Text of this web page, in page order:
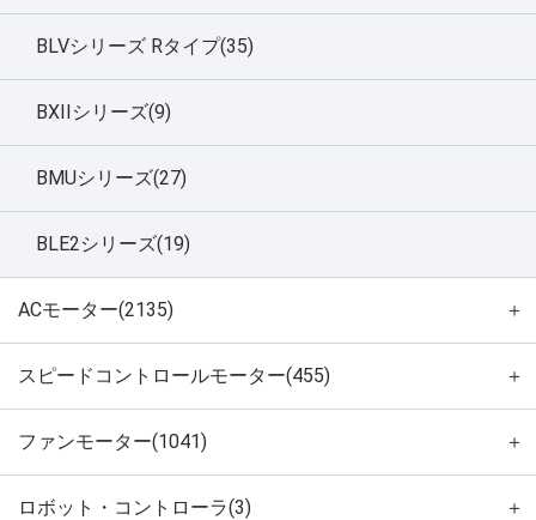
BLVシリーズ Rタイプ(35)
BXIIシリーズ(9)
BMUシリーズ(27)
BLE2シリーズ(19)
ACモーター(2135) ＋
スピードコントロールモーター(455) ＋
ファンモーター(1041) ＋
ロボット・コントローラ(3) ＋